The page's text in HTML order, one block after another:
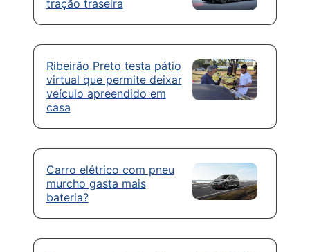
tração traseira
Ribeirão Preto testa pátio
virtual que permite deixar
veículo apreendido em
casa
Carro elétrico com pneu
murcho gasta mais
bateria?